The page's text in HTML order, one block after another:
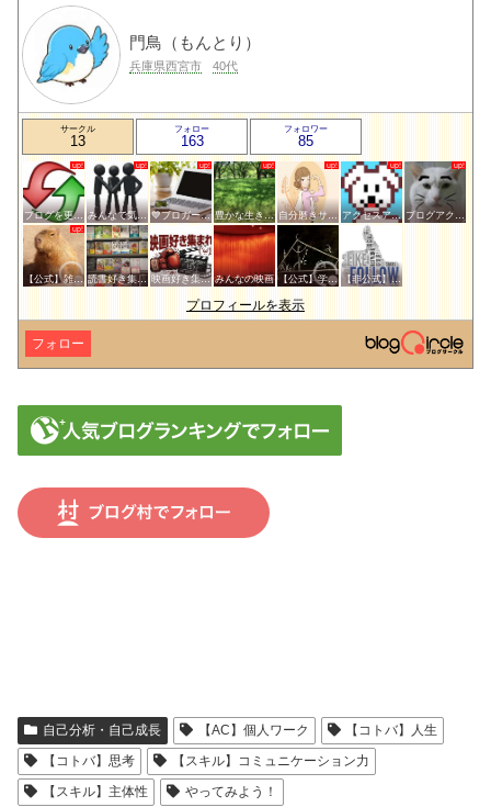
門鳥（もんとり）
兵庫県西宮市 40代
サークル
13
フォロー
163
フォロワー
85
ブログを更新したらここで報告 みんなで気軽にアクセスアップ 💙ブロガー応援&更新報告♪💙 豊かな生き方サークル 自分磨きサークル アクセスアップのお手伝い！ブログサークルあんてな
【公式】雑談サークル 読書好き集まれ！ 映画好き集まれ('ω')ノ みんなの映画 【公式】学問・教育サークル 【非公式】相互フォローサークル
プロフィールを表示
フォロー
自己分析・自己成長 【AC】個人ワーク
【コトバ】人生
【コトバ】思考
【スキル】コミュニケーション力
【スキル】主体性
やってみよう！